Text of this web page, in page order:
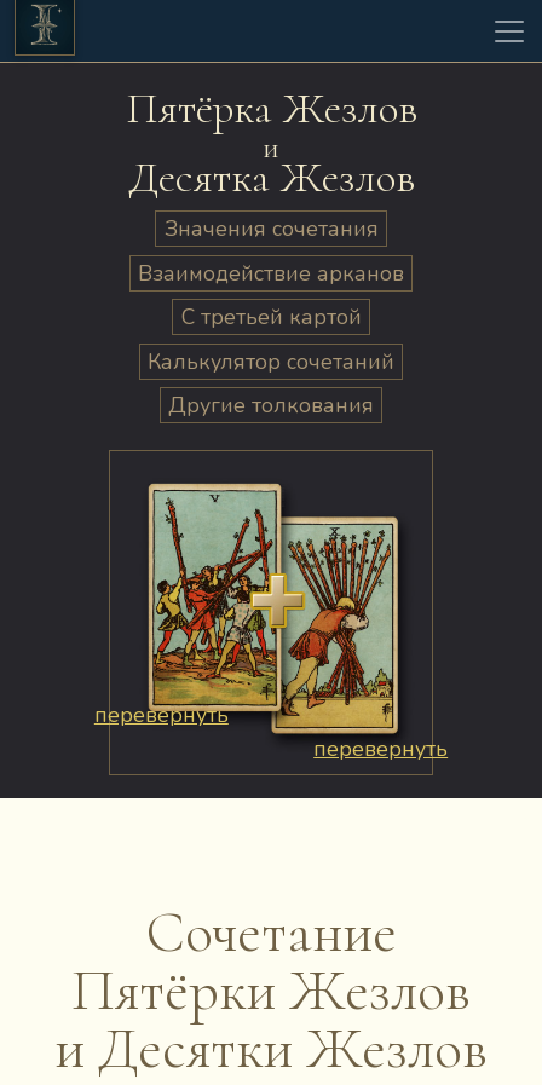
Пятёрка Жезлов
и
Десятка Жезлов
Значения сочетания
Взаимодействие арканов
С третьей картой
Калькулятор сочетаний
Другие толкования
перевернуть
перевернуть
Сочетание
Пятёрки Жезлов
и Десятки Жезлов